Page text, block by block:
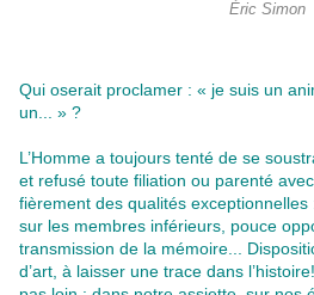
Éric Simon
Qui oserait proclamer : « je suis un
un... » ?
L’Homme a toujours tenté de se
et refusé toute filiation ou parenté
fièrement des qualités
sur les membres inférieurs, pouce
transmission de la mémoire...
d’art, à laisser une trace dans